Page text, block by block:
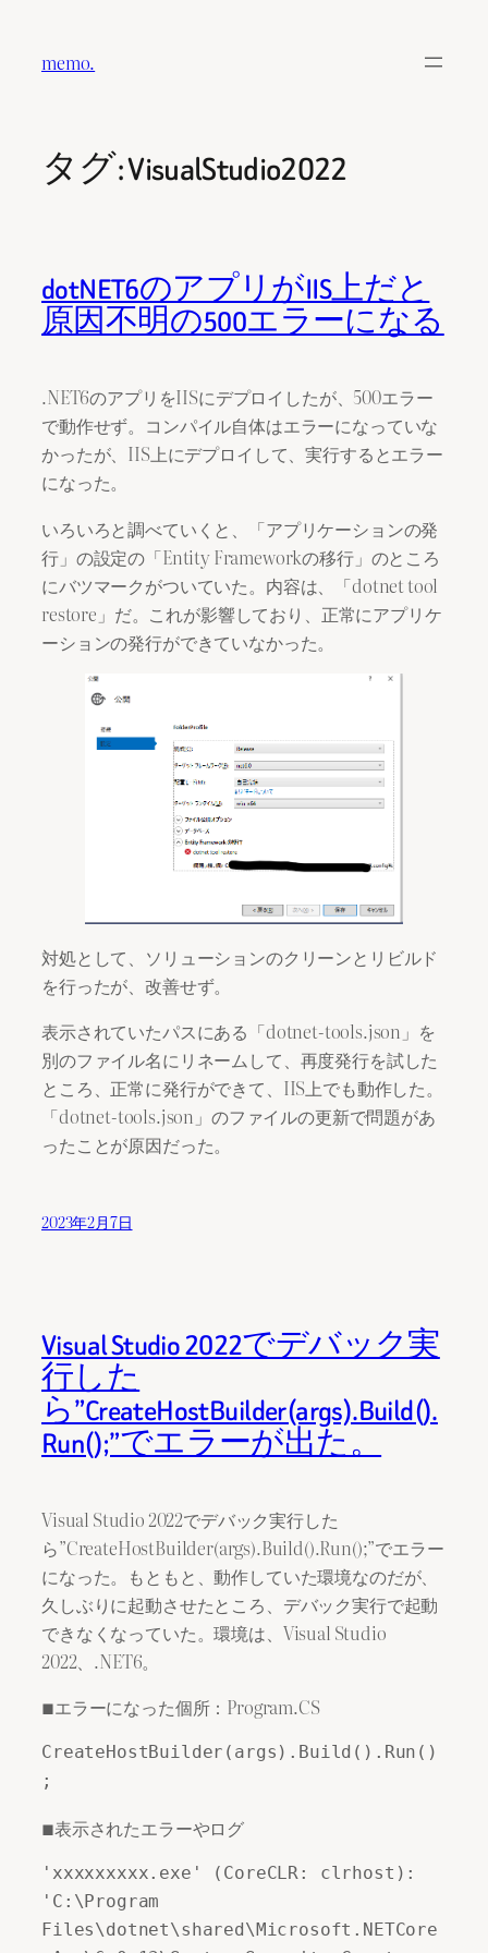
memo.
タグ:VisualStudio2022
dotNET6のアプリがIIS上だと
原因不明の500エラーになる
.NET6のアプリをIISにデプロイしたが、500エラー
で動作せず。コンパイル自体はエラーになっていな
かったが、IIS上にデプロイして、実行するとエラー
になった。
いろいろと調べていくと、「アプリケーションの発
行」の設定の「Entity Frameworkの移行」のところ
にバツマークがついていた。内容は、「dotnet tool
restore」だ。これが影響しており、正常にアプリケ
ーションの発行ができていなかった。
対処として、ソリューションのクリーンとリビルド
を行ったが、改善せず。
表示されていたパスにある「dotnet-tools.json」を
別のファイル名にリネームして、再度発行を試した
ところ、正常に発行ができて、IIS上でも動作した。
「dotnet-tools.json」のファイルの更新で問題があ
ったことが原因だった。
2023年2月7日
Visual Studio 2022でデバック実
行した
ら”CreateHostBuilder(args).Build().
Run();”でエラーが出た。
Visual Studio 2022でデバック実行した
ら”CreateHostBuilder(args).Build().Run();”でエラー
になった。もともと、動作していた環境なのだが、
久しぶりに起動させたところ、デバック実行で起動
できなくなっていた。環境は、Visual Studio
2022、.NET6。
■エラーになった個所：Program.CS
CreateHostBuilder(args).Build().Run()
;
■表示されたエラーやログ
'xxxxxxxxx.exe' (CoreCLR: clrhost):
'C:\Program
Files\dotnet\shared\Microsoft.NETCore